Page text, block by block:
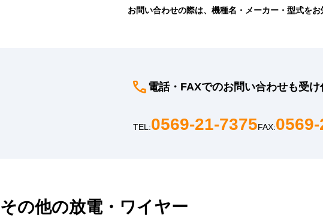
お問い合わせの際は、機種名・メーカー・型式をお
電話・FAXでのお問い合わせも受け
TEL:0569-21-7375FAX:
その他の放電・ワイヤー